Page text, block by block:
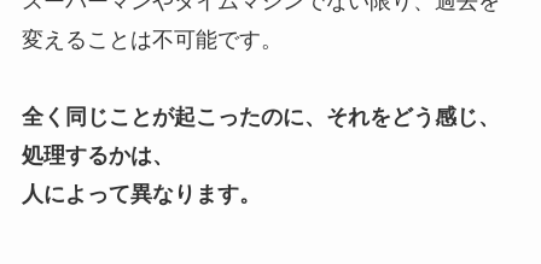
変えることは不可能です。
全く同じことが起こったのに、それをどう感じ、
処理するかは、
人によって異なります。